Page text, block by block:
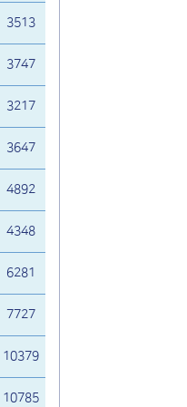
3513
3747
3217
3647
4892
4348
6281
7727
10379
10785